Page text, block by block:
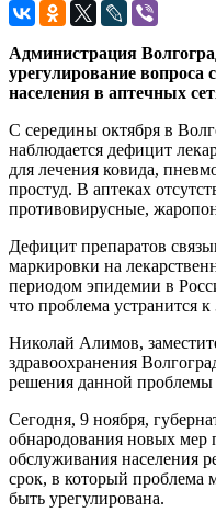
Администрация
урегулирование вопроса
населения в аптечных
С середины октября в
наблюдается дефицит
для лечения ковида,
простуд. В аптеках
противовирусные,
Дефицит препаратов
маркировки на
периодом эпидемии в
что проблема устранится к
Николай Алимов,
здравоохранения
решения данной проблемы
Сегодня, 9 ноября,
обнародования новых
обслуживания населения
срок, в который проблема
быть урегулирована.